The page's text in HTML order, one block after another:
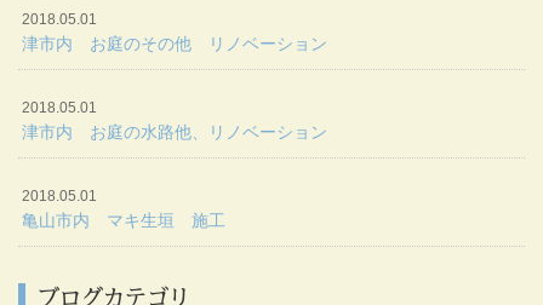
2018.05.01
津市内 お庭のその他 リノベーション
2018.05.01
津市内 お庭の水路他、リノベーション
2018.05.01
亀山市内 マキ生垣 施工
ブログカテゴリ